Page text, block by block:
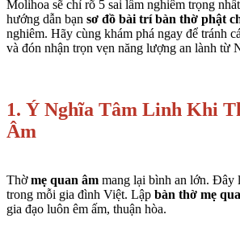
Molihoa sẽ chỉ rõ 5 sai lầm nghiêm trọng
hướng dẫn bạn sơ đồ bài trí bàn thờ phật
nghiêm. Hãy cùng khám phá ngay để tránh
và đón nhận trọn vẹn năng lượng an lành từ
1. Ý Nghĩa Tâm Linh Khi
Âm
Thờmẹ quan âm mang lại bình an lớn. Đây
trong mỗi gia đình Việt. Lập bàn thờ mẹ
gia đạo luôn êm ấm, thuận hòa.